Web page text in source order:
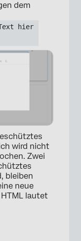
×
×
dem
hier
wird nicht
Zwei
bleiben
neue
lautet